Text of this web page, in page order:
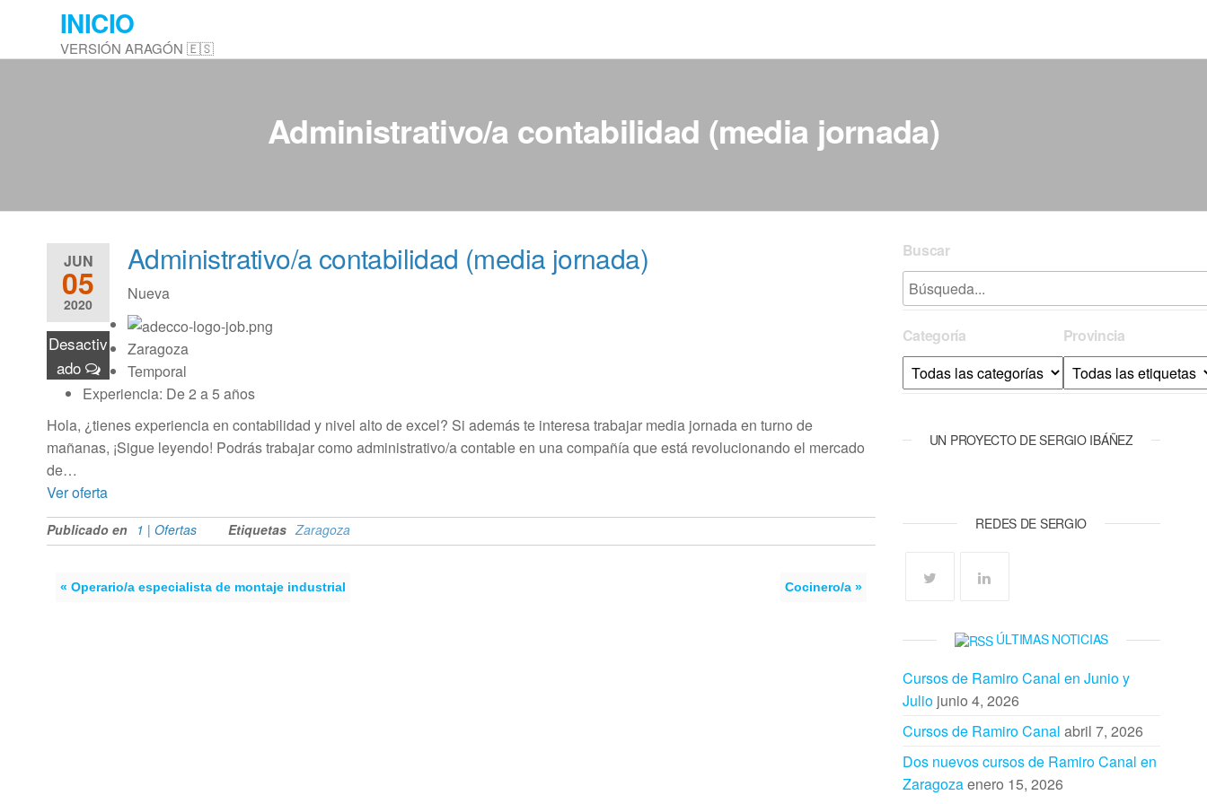
contenido
INICIO
VERSIÓN ARAGÓN 🇪🇸
Administrativo/a contabilidad (media jornada)
JUN
05
2020
Desactiv
ado
Administrativo/a contabilidad (media jornada)
Nueva
Zaragoza
Temporal
Experiencia: De 2 a 5 años
Hola, ¿tienes experiencia en contabilidad y nivel alto de excel? Si además te interesa trabajar media jornada en turno de
mañanas, ¡Sigue leyendo! Podrás trabajar como administrativo/a contable en una compañía que está revolucionando el mercado
de…
Ver oferta
Publicado en 1 | Ofertas Etiquetas Zaragoza
« Operario/a especialista de montaje industrial Cocinero/a »
Buscar
Categoría Provincia
UN PROYECTO DE SERGIO IBÁÑEZ
REDES DE SERGIO
ÚLTIMAS NOTICIAS
Cursos de Ramiro Canal en Junio y
Julio junio 4, 2026
Cursos de Ramiro Canal abril 7, 2026
Dos nuevos cursos de Ramiro Canal en
Zaragozaenero 15, 2026